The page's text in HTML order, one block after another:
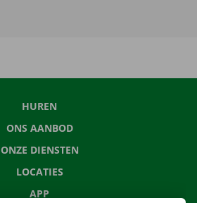
HUREN
ONS AANBOD
ONZE DIENSTEN
LOCATIES
APP